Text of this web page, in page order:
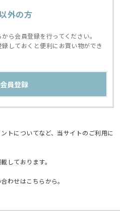
外の方
ら会員登録を行ってください。
しておくと便利にお買い物ができ
トについてなど、当サイトのご利用に
しております。
わせはこちらから。